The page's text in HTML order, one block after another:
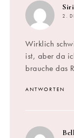
Siri
2.
Wirklich
ist, aber da
brauche das
ANTWORTEN